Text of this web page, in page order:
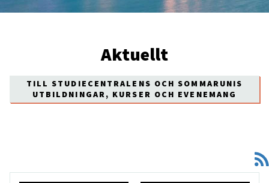
Aktuellt
TILL STUDIECENTRALENS OCH SOMMARUNIS
UTBILDNINGAR, KURSER OCH EVENEMANG